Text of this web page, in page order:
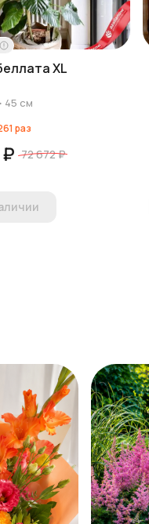
XL
45 см
раз
72 672 ₽